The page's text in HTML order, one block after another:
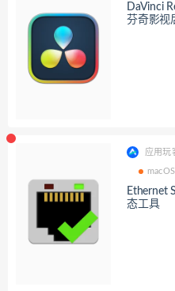
DaVinci
芬奇影视
应用玩
macOS
Ethernet
态工具